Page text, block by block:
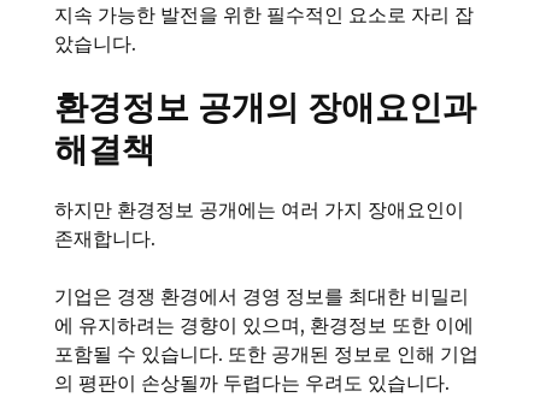
지속 가능한 발전을 위한 필수적인 요소로 자리 잡
았습니다.
환경정보 공개의 장애요인과
해결책
하지만 환경정보 공개에는 여러 가지 장애요인이
존재합니다.
기업은 경쟁 환경에서 경영 정보를 최대한 비밀리
에 유지하려는 경향이 있으며, 환경정보 또한 이에
포함될 수 있습니다. 또한 공개된 정보로 인해 기업
의 평판이 손상될까 두렵다는 우려도 있습니다.